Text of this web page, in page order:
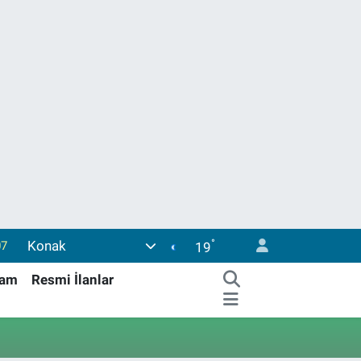
Konak 19°
Resmi İlanlar